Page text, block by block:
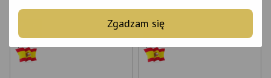
Zgadzam się
6
6
6